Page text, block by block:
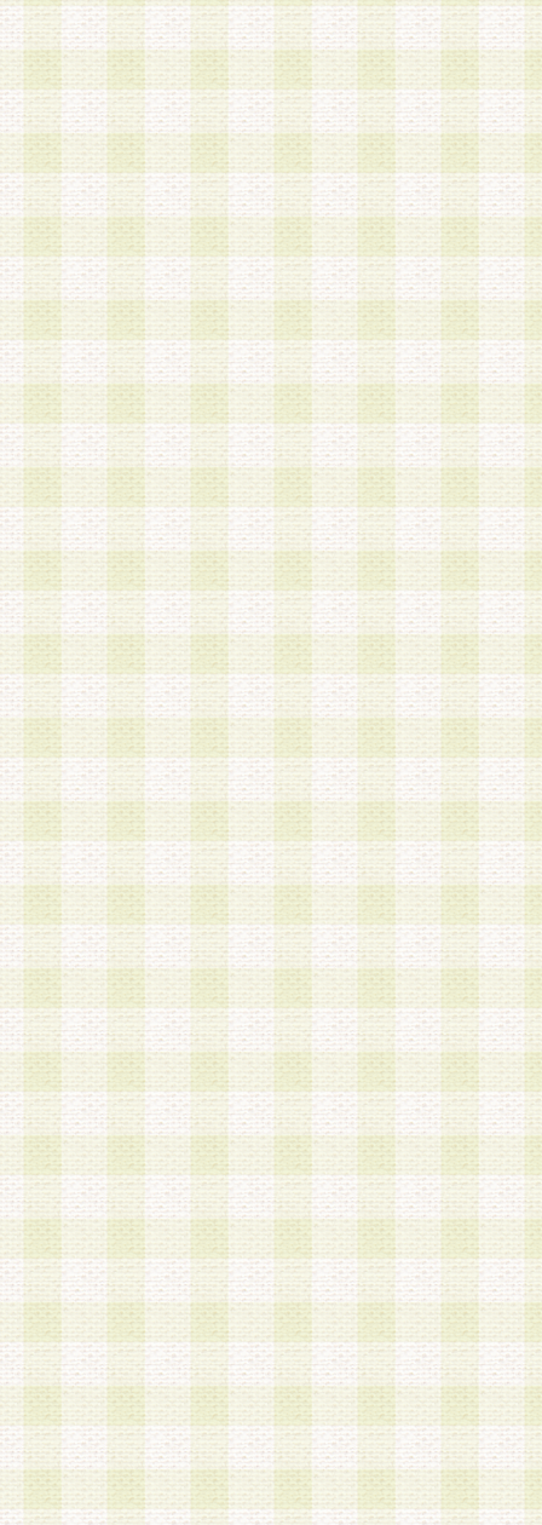
の使用に関しては、全て会員本人がその責任を負
3.会員は、当社から付与されたログインIDおよび
貸与、名義変更、売買その他形態を問わず第三者
ならないものとします。
4.当社は、会員によるログインIDおよびパスワー
盗用など第三者の利用に伴う損害の発生について
き事由の有無、その他原因の如何を問わず、一切
のとします。
第5条 会員の登録情報
1.当社は、会員の登録情報に含まれる氏名・住所
アドレス等会員個人を識別できる情報を当社が別
シーポリシー
」に基づき適切に取り扱うものとし
は、当該個人情報を以下の各号に定める目的に利
す。なお、これら事項以外の目的で個人情報を利
かじめ会員の同意を得たうえで利用するものとし
a.本サービスの実施または運営
b.本サービスに係る謝礼、景品、調査サンプル品
c.会員からの電話、メール等の問い合わせなどへ
d.その他これらに付随する業務
2.当社は、会員個人を識別することのできる情報
会員情報を本人の承諾なく第三者に開示すること
人を識別できる情報について第三者に開示または
社は事前に会員本人の同意を得るものとします。
3.前項の定めに拘わらず、当社は、以下の目的に
意を 得ることなく、会員個人を識別できる情報
づき選定した委託業者に対して当社の責任におい
できるものとします。な お、当社は、当該委託
契約を締結しこれを遵守させるとともに、本規約
の注意をもって当該情報を使用させるものとし ま
a.本サービスに係る謝礼、景品、調査サンプル品
b.会員からの電話、メール等の問い合わせなどへ
c.モバイルリサーチ、またはグループ形式による
実施もしくは運営
d.その他これらに付随する業務
4.会員は、住所、電話番号その他の登録情報につ
合は、速やかに当社所定の変更手続きを行うもの
5.当社は、必要と認めた場合、会員に対して、電
手段により登録情報の対象者が会員登録者本人で
の内容が正確であること、アンケートの回答内容
うことができるものとます。
6.会員は、会員登録後当社が定期的に行う登録情
して、当社指定の期間内に更新手続きを行うもの
該期間内に更新手続きを行わない場合、その時点
発行したポイントは失効されるものとします。